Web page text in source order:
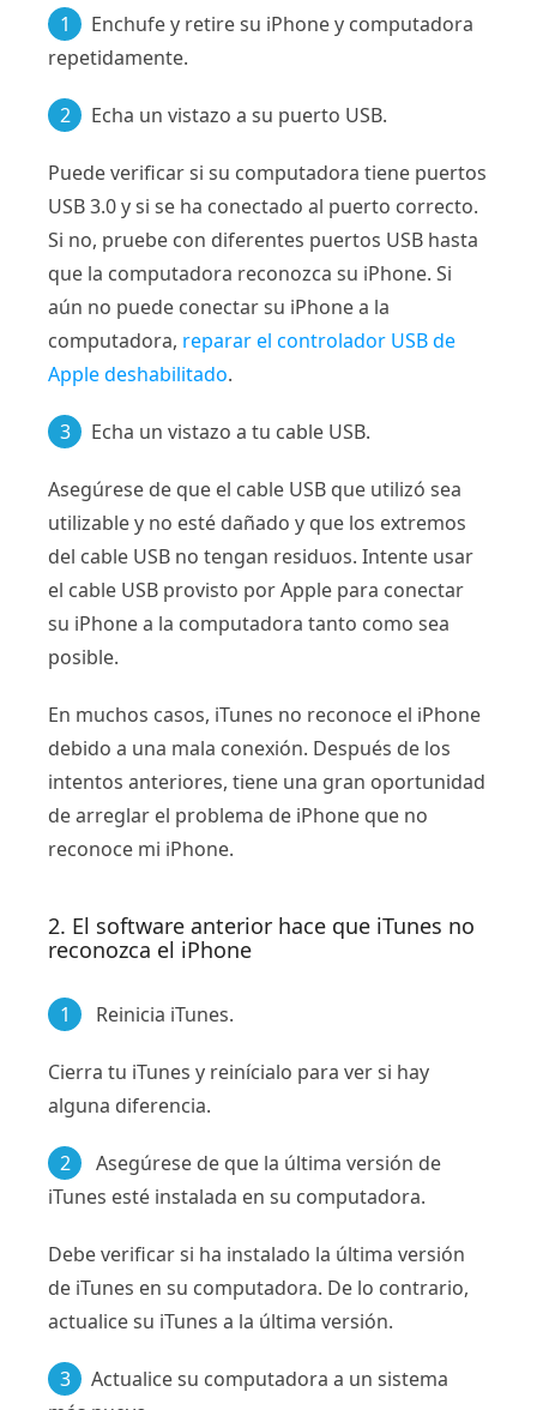
1
Enchufe y retire su iPhone y computadora
repetidamente.
2 Echa un vistazo a su puerto USB.
Puede verificar si su computadora tiene puertos
USB 3.0 y si se ha conectado al puerto correcto.
Si no, pruebe con diferentes puertos USB hasta
que la computadora reconozca su iPhone. Si
aún no puede conectar su iPhone a la
computadora, reparar el controlador USB de
Apple deshabilitado.
3 Echa un vistazo a tu cable USB.
Asegúrese de que el cable USB que utilizó sea
utilizable y no esté dañado y que los extremos
del cable USB no tengan residuos. Intente usar
el cable USB provisto por Apple para conectar
su iPhone a la computadora tanto como sea
posible.
En muchos casos, iTunes no reconoce el iPhone
debido a una mala conexión. Después de los
intentos anteriores, tiene una gran oportunidad
de arreglar el problema de iPhone que no
reconoce mi iPhone.
2. El software anterior hace que iTunes no
reconozca el iPhone
1 Reinicia iTunes.
Cierra tu iTunes y reinícialo para ver si hay
alguna diferencia.
2
Asegúrese de que la última versión de
iTunes esté instalada en su computadora.
Debe verificar si ha instalado la última versión
de iTunes en su computadora. De lo contrario,
actualice su iTunes a la última versión.
3
Actualice su computadora a un sistema